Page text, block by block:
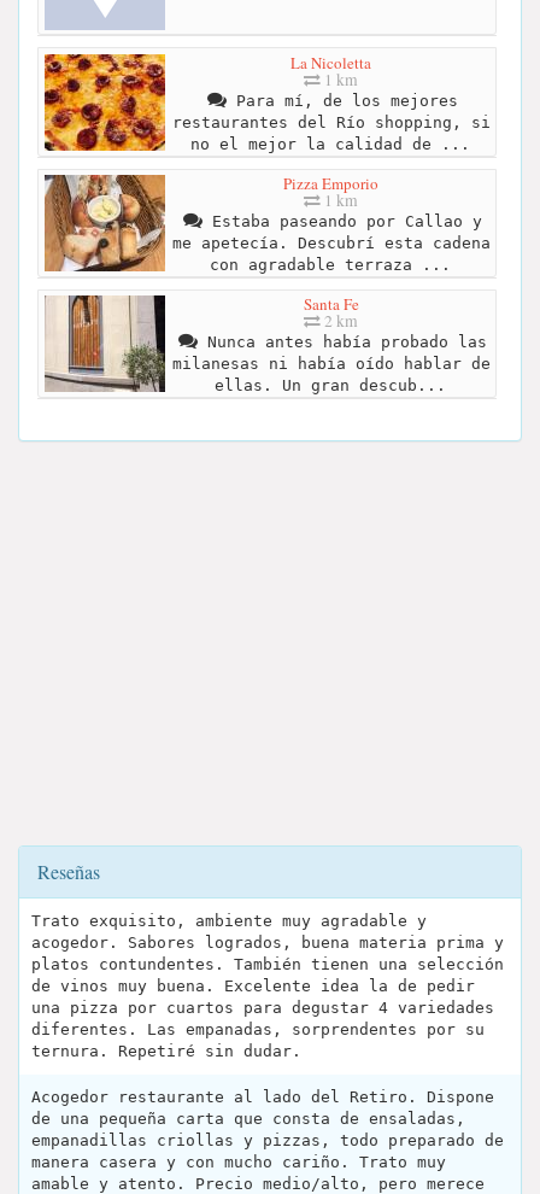
La Nicoletta
1 km
Para mí, de los mejores
restaurantes del Río shopping, si
no el mejor la calidad de ...
Pizza Emporio
1 km
Estaba paseando por Callao y
me apetecía. Descubrí esta cadena
con agradable terraza ...
Santa Fe
2 km
Nunca antes había probado las
milanesas ni había oído hablar de
ellas. Un gran descub...
Reseñas
Trato exquisito, ambiente muy agradable y
acogedor. Sabores logrados, buena materia prima y
platos contundentes. También tienen una selección
de vinos muy buena. Excelente idea la de pedir
una pizza por cuartos para degustar 4 variedades
diferentes. Las empanadas, sorprendentes por su
ternura. Repetiré sin dudar.
Acogedor restaurante al lado del Retiro. Dispone
de una pequeña carta que consta de ensaladas,
empanadillas criollas y pizzas, todo preparado de
manera casera y con mucho cariño. Trato muy
amable y atento. Precio medio/alto, pero merece